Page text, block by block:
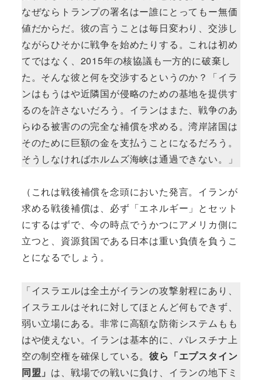
なぜならトランプの署名はー誰にとってもー無価
値だからだ。彼の言うことは毎日変わり、交渉し
ながらひそかに戦争を始めたりする。これは初め
てではなく、2015年の核協議も一方的に破棄し
た。そんな彼と何を交渉するというのか？「イラ
ンはもうはや近隣国が侵略のための基地を提供す
るのを許さないだろう。イランはまた、戦争のあ
らゆる被害のの完全な補償を求める。湾岸諸国は
そのために巨額の金を支払うことになるだろう。
そうしなければホルムズ海峡は通過できない。」
（これは戦後補償を念頭においた発言。イランが
求める戦後補償は、必ず「エネルギー」とセット
にするはずで、今の時点でうかつにアメリカ側に
立つと、資源貧国である日本は重い負債を負うこ
とになるでしょう。
「イスラエルは全土がイランの攻撃射程にあり、
イスラエルはそれに対してほとんど何もできず、
弱い立場にある。非常に高額な防衛システムもも
はや使えない。イランは基本的に、パレスチナ上
空の制空権を確保している。彼ら「エプスタイン
同盟」 は、戦場での戦いに負け、イランの地下ミ